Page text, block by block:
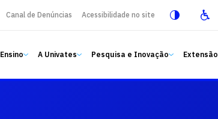
Canal de Denúncias Acessibilidade no site
Ensino A Univates Pesquisa e Inovação Extensão